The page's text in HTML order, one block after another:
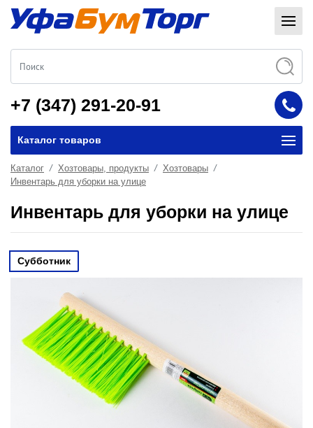
+7 (347) 291-20-91
Каталог товаров
Каталог Хозтовары, продукты
Хозтовары
Инвентарь для уборки на улице
Инвентарь для уборки на улице
Субботник